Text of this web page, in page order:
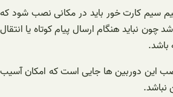
سیم کارت خور باید در مکانی نصب شود که
چون نباید هنگام ارسال پیام کوتاه یا انتقال
باشد.
این دوربین ها جایی است که امکان آسیب
نباشد.